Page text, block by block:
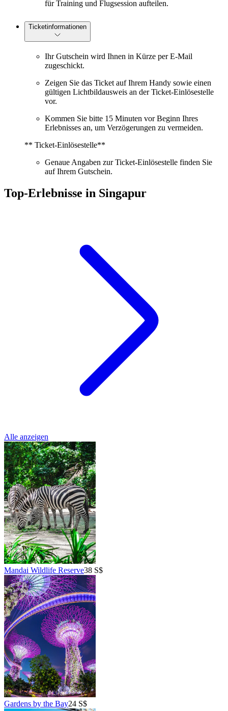
für Training und Flugsession aufteilen.
Ticketinformationen
Ihr Gutschein wird Ihnen in Kürze per E-Mail
zugeschickt.
Zeigen Sie das Ticket auf Ihrem Handy sowie einen
gültigen Lichtbildausweis an der Ticket-Einlösestelle
vor.
Kommen Sie bitte 15 Minuten vor Beginn Ihres
Erlebnisses an, um Verzögerungen zu vermeiden.
** Ticket-Einlösestelle**
Genaue Angaben zur Ticket-Einlösestelle finden Sie
auf Ihrem Gutschein.
Top-Erlebnisse in Singapur
Alle anzeigen
Mandai Wildlife Reserve38 S$
Gardens by the Bay24 S$